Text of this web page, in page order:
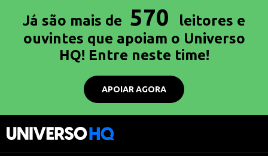
Já são mais de 570
leitores e
ouvintes que apoiam o Universo
HQ! Entre neste time!
APOIAR AGORA